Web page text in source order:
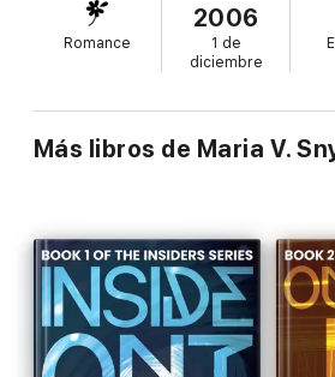
mágicos que no sabía controlar. Su
por lo que debía tomar de nuevo una
ocasión de insospechadas
Romance
2006
1 de
diciembre
Más libros de Maria V.